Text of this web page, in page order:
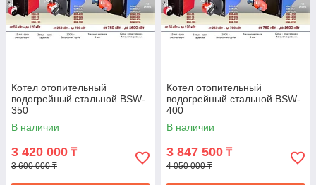
Котел отопительный
водогрейный стальной BSW-
350
В наличии
3 420 000 ₸
3 600 000 ₸
Котел отопительный
водогрейный стальной BSW-
400
В наличии
3 847 500 ₸
4 050 000 ₸